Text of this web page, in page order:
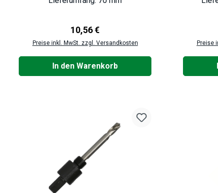
Regulärer Preis:
10,56 €
Preise inkl. MwSt. zzgl. Versandkosten
In den Warenkorb
Preise